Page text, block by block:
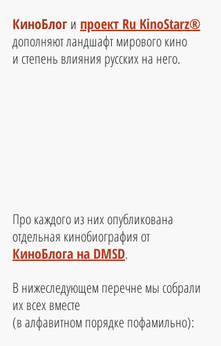
КиноБлог и проект Ru KinoStarz®
дополняют ландшафт мирового кино
и степень влияния русских на него.
Про каждого из них опубликована
отдельная кинобиография от
КиноБлога на DMSD.
В нижеследующем перечне мы собрали
их всех вместе
(в алфавитном порядке пофамильно):